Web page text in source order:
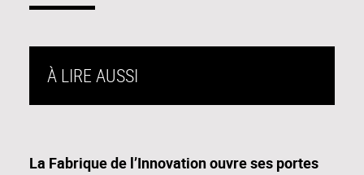
À LIRE AUSSI
La Fabrique de l’Innovation ouvre ses portes